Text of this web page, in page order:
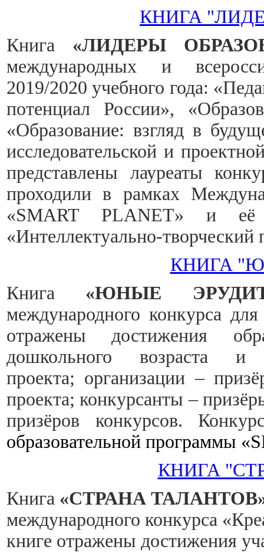
КНИГА
Книга «ЛИДЕРЫ
международных и
2019/2020 учебного года:
потенциал России»,
«Образование: взгляд в
исследовательской и
представлены лауреаты
проходили в рамках
«SMART PLANET» и её
«Интеллектуально-творческий
КНИГА
Книга «ЮНЫЕ
международного конкурса
отражены достижения
дошкольного возраста и
проекта; организации –
проекта; конкурсанты –
призёров конкурсов.
образовательной программы
КНИГА
Книга «СТРАНА
международного конкурса
книге отражены достижения